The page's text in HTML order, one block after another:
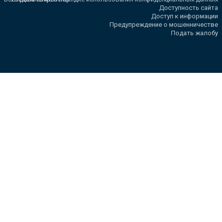
Доступность сайта
Доступ к информации
Предупреждение о мошенничестве
Подать жалобу